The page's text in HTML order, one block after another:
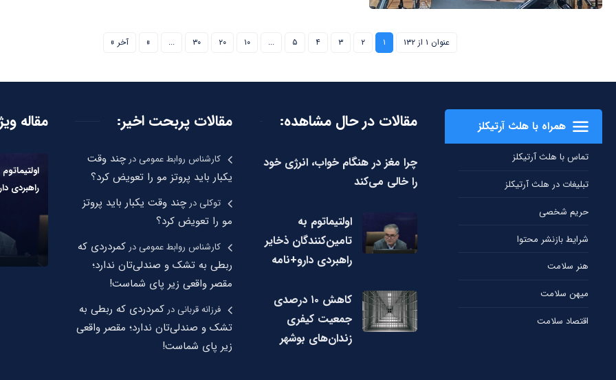
عنوان ۱ از ۱۳۲ ۱ ۲ ۳ ۴ ۵ ... ۱۰ ۲۰ ۳۰ ...
» آخر »
همراه با هلث آرتیکلز
تماس با هلث آرتیکلز
تبلیغات در هلث آرتیکلز
حریم شخصی
شرایط بازنشر محتوا
هنر سلامت
میهن سلامت
اقتصاد سلامت
مقالات در حال مشاهده:
چرا مغز در هنگام خواب، انرژی خود
را خالی می‌کند
اولتیماتوم به
تامین‌کنندگان ذخایر
راهبردی دارو+نامه
کاهش ۱۰ درصدی
جمعیت کیفری
زندان‌های بوشهر
مقالات پربحت اخیر:
کارشناس روابط عمومیدرچند وقت
یکبار باید پروتز مو را تعویض کرد؟
توکلیدرچند وقت یکبار باید پروتز
مو را تعویض کرد؟
کارشناس روابط عمومیدرکمردردی که
ربطی به تشک و صندلی‌تان ندارد؛
مقصر واقعی زیر پای شماست!
فرزانه قربانیدرکمردردی که ربطی به
تشک و صندلی‌تان ندارد؛ مقصر واقعی
زیر پای شماست!
مقاله
راهبردی